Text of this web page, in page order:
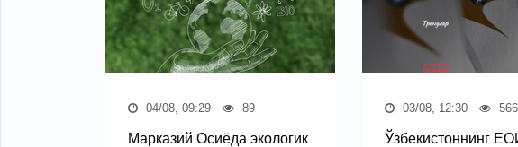
04/08, 09:29 89
Марказий Осиёда экологик
03/08, 12:30 566
Ўзбекистоннинг